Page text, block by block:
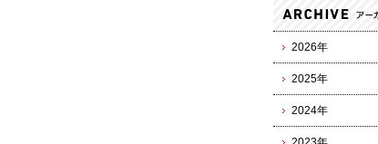
2026年
2025年
2024年